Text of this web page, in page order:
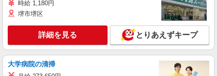
時給 1,180円
堺市堺区
詳細を見る とりあえずキープ
大学病院の清掃